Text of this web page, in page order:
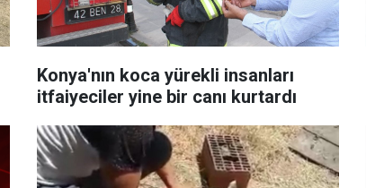
Konya'nın koca yürekli insanları
itfaiyeciler yine bir canı kurtardı